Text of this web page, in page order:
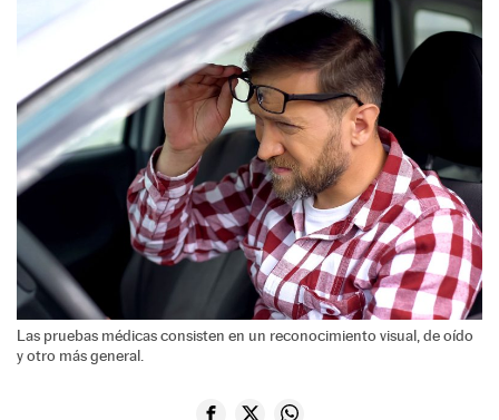
Las pruebas médicas consisten en un reconocimiento visual, de oído
y otro más general.